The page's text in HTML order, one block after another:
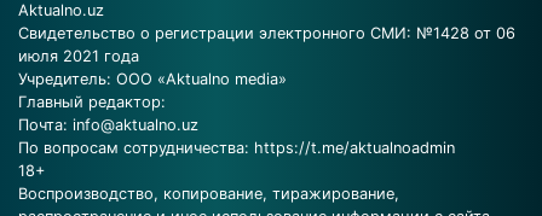
Aktualno.uz
Свидетельство о регистрации электронного СМИ: №1428 от 06
июля 2021 года
Учредитель: ООО «Aktualno media»
Главный редактор:
Почта: info@aktualno.uz
По вопросам сотрудничества: https://t.me/aktualnoadmin
18+
Воспроизводство, копирование, тиражирование,